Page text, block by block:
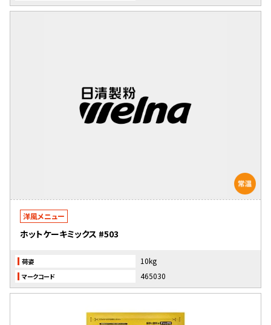
洋風メニュー
ホットケーキミックス #503
荷姿 10kg
マークコード 465030